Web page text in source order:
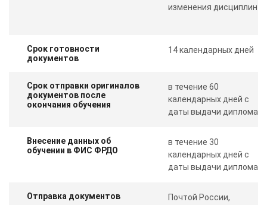
изменения дисциплин
Срок готовности
документов
14 календарных дней
Срок отправки оригиналов
документов после
окончания обучения
в течение 60
календарных дней с
даты выдачи диплома
Внесение данных об
обучении в ФИС ФРДО
в течение 30
календарных дней с
даты выдачи диплома
Отправка документов
Почтой России,